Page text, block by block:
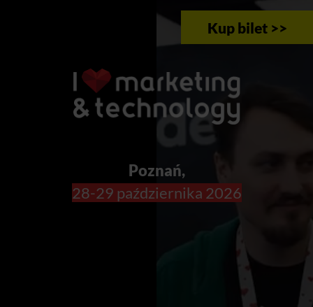
Kup bilet >>
Poznań,
28-29 października 2026